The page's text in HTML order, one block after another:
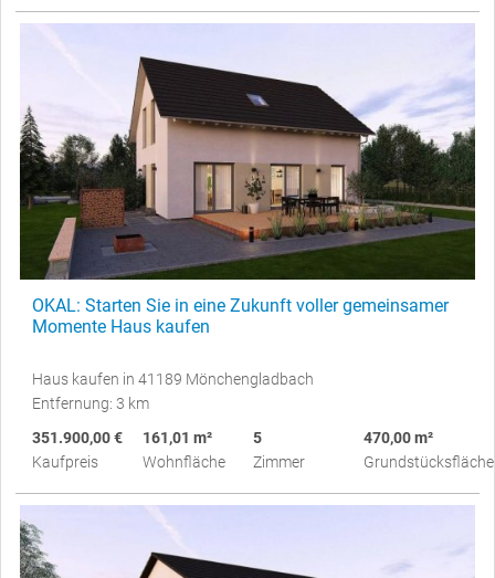
OKAL: Starten Sie in eine Zukunft voller gemeinsamer
Momente Haus kaufen
Haus kaufen in 41189 Mönchengladbach
Entfernung: 3 km
351.900,00 €
Kaufpreis
161,01 m²
Wohnfläche
5
Zimmer
470,00 m²
Grundstücksfläche